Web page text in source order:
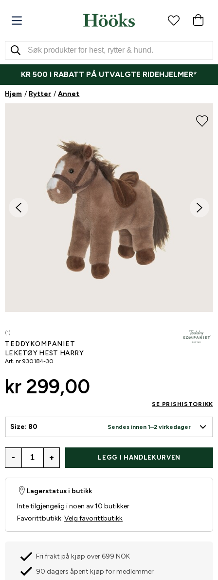
KR 500 I RABATT PÅ UTVALGTE RIDEHJELMER*
Hjem Rytter Annet
(1)
TEDDYKOMPANIET
LEKETØY HEST HARRY
Art. nr 930184-30
kr 299,00
SE PRISHISTORIKK
Size: 80 Sendes innen 1–2 virkedager
- + LEGG I HANDLEKURVEN
Lagerstatus i butikk
Inte tilgjengelig i noen av 10 butikker
Favorittbutikk: Velg favorittbutikk
Fri frakt på kjøp over 699 NOK
90 dagers åpent kjøp for medlemmer